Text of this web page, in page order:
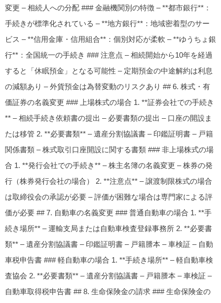
変更 – 相続人への分配 ### 金融機関別の特徴 – **都市銀行**：
手続きが標準化されている – **地方銀行**：地域密着型のサー
ビス – **信用金庫・信用組合**：個別対応が柔軟 – **ゆうちょ銀
行**：全国統一の手続き ### 注意点 – 相続開始から10年を経過
すると「休眠預金」となる可能性 – 定期預金の中途解約は利息
の減額あり – 外貨預金は為替変動のリスクあり ## 6. 株式・有
価証券の名義変更 ### 上場株式の場合 1. **証券会社での手続き
** – 相続手続き依頼書の提出 – 必要書類の提出 – 口座の開設ま
たは移管 2. **必要書類** – 遺産分割協議書 – 印鑑証明書 – 戸籍
関係書類 – 株式取引口座開設に関する書類 ### 非上場株式の場
合 1. **発行会社での手続き** – 株主名簿の名義変更 – 株券の発
行（株券発行会社の場合） 2. **注意点** – 譲渡制限株式の場合
は取締役会の承認が必要 – 評価が困難な場合は専門家による評
価が必要 ## 7. 自動車の名義変更 ### 普通自動車の場合 1. **手
続き場所** – 運輸支局または自動車検査登録事務所 2. **必要書
類** – 遺産分割協議書 – 印鑑証明書 – 戸籍謄本 – 車検証 – 自動
車税申告書 ### 軽自動車の場合 1. **手続き場所** – 軽自動車検
査協会 2. **必要書類** – 遺産分割協議書 – 戸籍謄本 – 車検証 –
自動車取得税申告書 ## 8. 生命保険金の請求 ### 生命保険金の